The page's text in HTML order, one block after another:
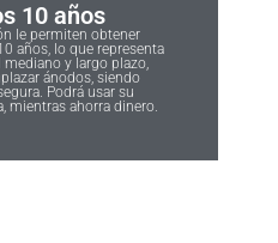
10 años
le permiten obtener
años, lo que representa
y largo plazo,
ánodos, siendo
Podrá usar su
mientras ahorra dinero.